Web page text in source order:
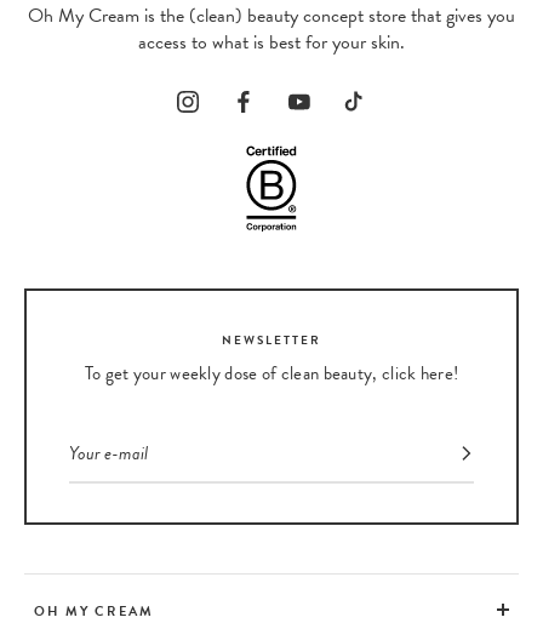
Oh My Cream is the (clean) beauty concept store that gives you
access to what is best for your skin.
NEWSLETTER
To get your weekly dose of clean beauty, click here!
OH MY CREAM